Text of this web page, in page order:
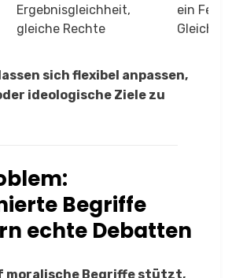
Ergebnisgleichheit,
gleiche Rechte
ein
sich flexibel anpassen,
ideologische Ziele zu
Begriffe
echte Debatten
moralische Begriffe stützt,